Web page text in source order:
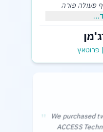
פעולה פורה
תפעול
| פרוטאץ
" We purchased
ACCESS